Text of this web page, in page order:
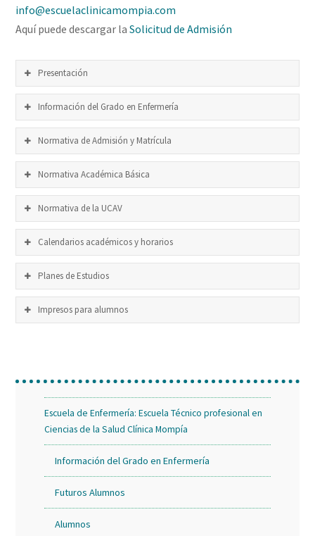
info@escuelaclinicamompia.com
Aquí puede descargar laSolicitud de Admisión
Presentación
Información del Grado en Enfermería
Normativa de Admisión y Matrícula
Normativa Académica Básica
Normativa de la UCAV
Calendarios académicos y horarios
Planes de Estudios
Impresos para alumnos
Escuela de Enfermería: Escuela Técnico profesional en
Ciencias de la Salud Clínica Mompía
Información del Grado en Enfermería
Futuros Alumnos
Alumnos